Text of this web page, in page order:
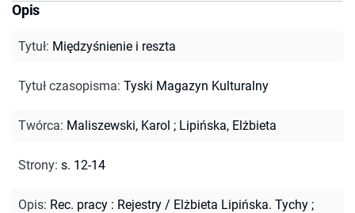
Opis
Tytuł: Międzyśnienie i reszta
Tytuł czasopisma: Tyski Magazyn Kulturalny
Twórca: Maliszewski, Karol ; Lipińska, Elżbieta
Strony: s. 12-14
Opis: Rec. pracy : Rejestry / Elżbieta Lipińska. Tychy ;